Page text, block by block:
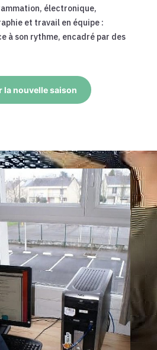
électronique,
et travail en équipe :
à son rythme, encadré par des
la nouvelle saison